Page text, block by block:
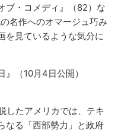
ブ・コメディ』（82）な
名作へのオマージュ巧み
を見ているような気分に
（10月4日公開）
したアメリカでは、テキ
なる「西部勢力」と政府